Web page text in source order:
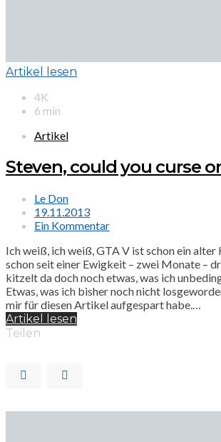
Artikel lesen
4K
6 min
Artikel
Steven, could you curse
Le Don
19.11.2013
Ein Kommentar
Ich weiß, ich weiß, GTA V ist schon ein alter
schon seit einer Ewigkeit – zwei Monate –
kitzelt da doch noch etwas, was ich
Etwas, was ich bisher noch nicht
mir für diesen Artikel aufgespart habe.…
Artikel lesen
Teilen